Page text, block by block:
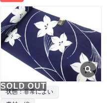
SOLD OUT
状態：非常によい